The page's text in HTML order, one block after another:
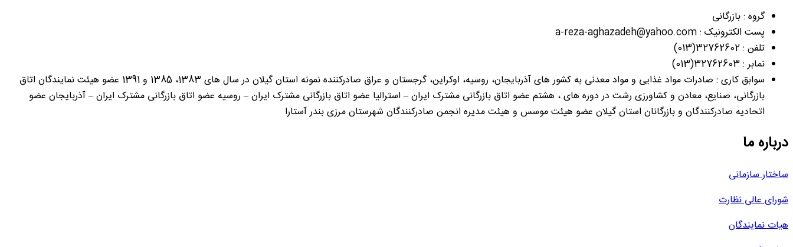
گروه : بازرگانی
پست الکترونیک : a-reza-aghazadeh@yahoo.com
تلفن : 32762602(013)
نمابر : 32762603(013)
سوابق کاری : صادرات مواد غذایی و مواد معدنی به کشور های آذربایجان، روسیه، اوکراین، گرجستان و عراق صادرکننده نمونه استان گیلان در سال های 1383، 1385 و 1391 عضو هیئت نمایندگان اتاق
بازرگانی، صنایع، معادن و کشاورزی رشت در دوره های ، هشتم عضو اتاق بازرگانی مشترک ایران – استرالیا عضو اتاق بازرگانی مشترک ایران – روسیه عضو اتاق بازرگانی مشترک ایران – آذربایجان عضو
اتحادیه صادرکنندگان و بازرگانان استان گیلان عضو هیئت موسس و هیئت مدیره انجمن صادرکنندگان شهرستان مرزی بندر آستارا
درباره ما
ساختار سازمانی
شورای عالی نظارت
هیات نمایندگان